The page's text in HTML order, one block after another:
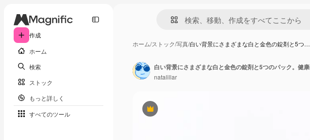
作成
ホーム
検索
ストック
もっと詳しく
すべてのツール
ホーム/ストック/写真/白い背景にさまざまな白と金色の錠剤と5つ…
Premium
natalillar